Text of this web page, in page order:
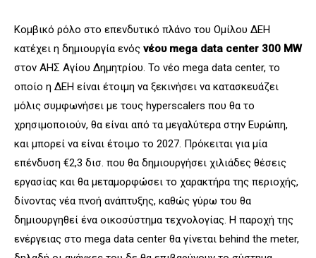
Κομβικό ρόλο στο επενδυτικό πλάνο του Ομίλου ΔΕΗ
κατέχει η δημιουργία ενός νέου mega data center 300 MW
στον ΑΗΣ Αγίου Δημητρίου. Το νέο mega data center, το
οποίο η ΔΕΗ είναι έτοιμη να ξεκινήσει να κατασκευάζει
μόλις συμφωνήσει με τους hyperscalers που θα το
χρησιμοποιούν, θα είναι από τα μεγαλύτερα στην Ευρώπη,
και μπορεί να είναι έτοιμο το 2027. Πρόκειται για μία
επένδυση €2,3 δισ. που θα δημιουργήσει χιλιάδες θέσεις
εργασίας και θα μεταμορφώσει το χαρακτήρα της περιοχής,
δίνοντας νέα πνοή ανάπτυξης, καθώς γύρω του θα
δημιουργηθεί ένα οικοσύστημα τεχνολογίας. Η παροχή της
ενέργειας στο mega data center θα γίνεται behind the meter,